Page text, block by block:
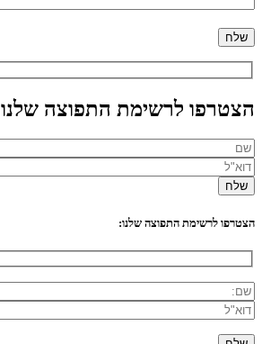
הצטרפו לרשימת התפוצה שלנו
הצטרפו לרשימת התפוצה שלנו: